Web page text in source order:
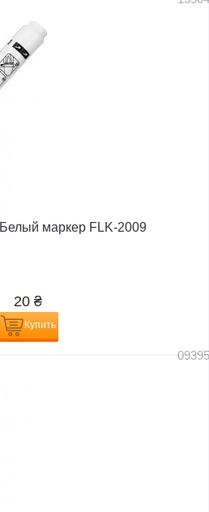
Белый маркер FLK-2009
20 ₴
Купить